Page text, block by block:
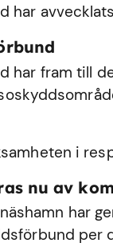
har
har fram till
i
nu av
har
per